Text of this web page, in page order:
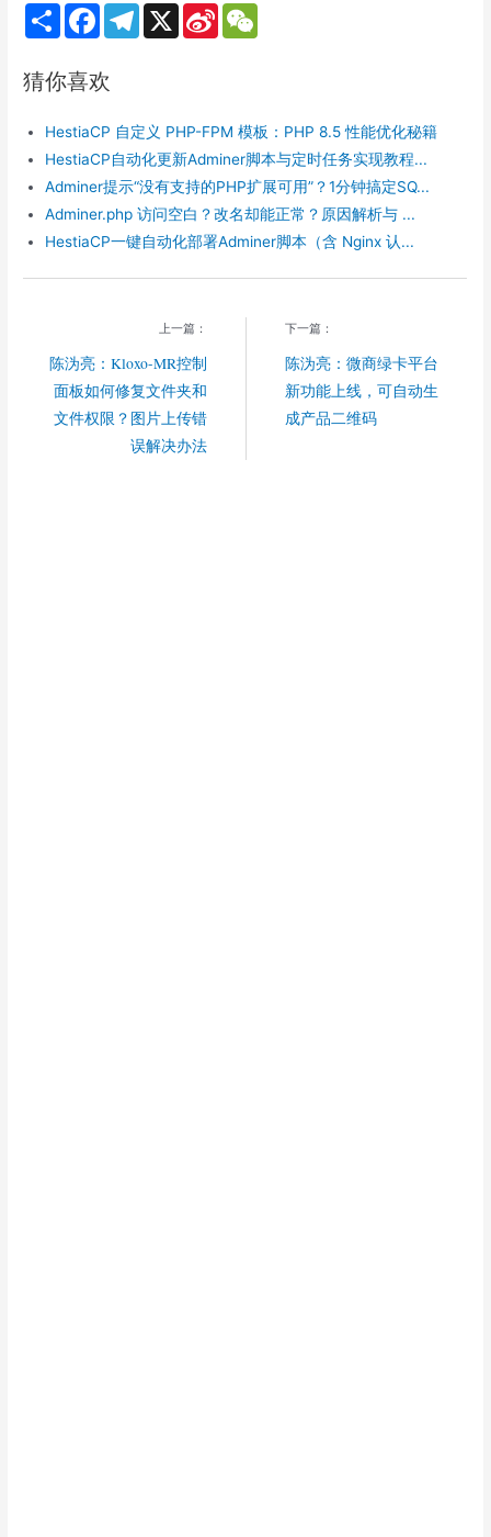
S
h
e
F
b
k
T
m
X
S
b
o
猜你喜欢
HestiaCP 自定义 PHP-FPM 模板：PHP 8.5 性能优化秘籍
HestiaCP自动化更新Adminer脚本与定时任务实现教程...
Adminer提示“没有支持的PHP扩展可用”？1分钟搞定SQ...
Adminer.php 访问空白？改名却能正常？原因解析与 ...
HestiaCP一键自动化部署Adminer脚本（含 Nginx 认...
上一篇：
陈沩亮：Kloxo-MR控制
面板如何修复文件夹和
文件权限？图片上传错
误解决办法
下一篇：
陈沩亮：微商绿卡平台
新功能上线，可自动生
成产品二维码